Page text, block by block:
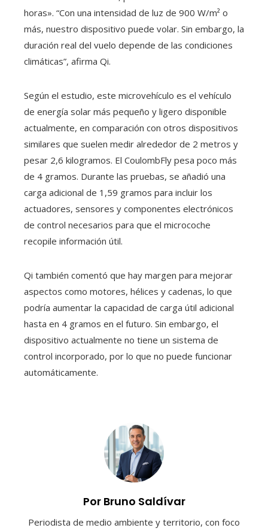
horas». “Con una intensidad de luz de 900 W/m² o
más, nuestro dispositivo puede volar. Sin embargo, la
duración real del vuelo depende de las condiciones
climáticas”, afirma Qi.
Según el estudio, este microvehículo es el vehículo
de energía solar más pequeño y ligero disponible
actualmente, en comparación con otros dispositivos
similares que suelen medir alrededor de 2 metros y
pesar 2,6 kilogramos. El CoulombFly pesa poco más
de 4 gramos. Durante las pruebas, se añadió una
carga adicional de 1,59 gramos para incluir los
actuadores, sensores y componentes electrónicos
de control necesarios para que el microcoche
recopile información útil.
Qi también comentó que hay margen para mejorar
aspectos como motores, hélices y cadenas, lo que
podría aumentar la capacidad de carga útil adicional
hasta en 4 gramos en el futuro. Sin embargo, el
dispositivo actualmente no tiene un sistema de
control incorporado, por lo que no puede funcionar
automáticamente.
Por Bruno Saldívar
Periodista de medio ambiente y territorio, con foco